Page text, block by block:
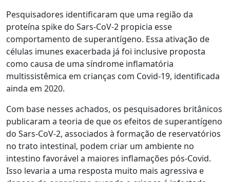
Pesquisadores identificaram que uma região da
proteína spike do Sars-CoV-2 propicia esse
comportamento de superantígeno. Essa ativação de
células imunes exacerbada já foi inclusive proposta
como causa de uma síndrome inflamatória
multissistêmica em crianças com Covid-19, identificada
ainda em 2020.
Com base nesses achados, os pesquisadores britânicos
publicaram a teoria de que os efeitos de superantígeno
do Sars-CoV-2, associados à formação de reservatórios
no trato intestinal, podem criar um ambiente no
intestino favorável a maiores inflamações pós-Covid.
Isso levaria a uma resposta muito mais agressiva e